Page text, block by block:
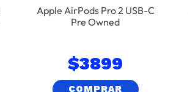
Apple AirPods Pro 2 USB-C
Pre Owned
$3899
COMPRAR